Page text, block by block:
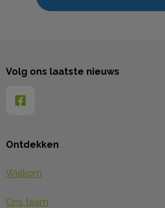
Ontdekken
Welkom
Ons team
Volg ons laatste nieuws